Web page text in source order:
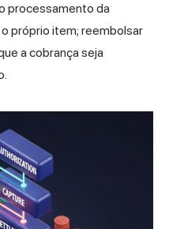
processamento da
próprio item; reembolsar
a cobrança seja